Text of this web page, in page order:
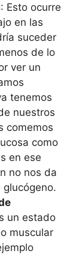
: Esto ocurre
en las
suceder
de lo
ver un
tenemos
nuestros
comemos
como
en ese
no nos da
glucógeno.
un estado
muscular